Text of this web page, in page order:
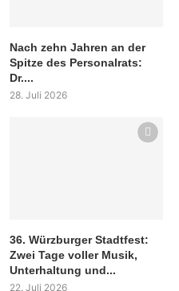
Nach zehn Jahren an der
Spitze des Personalrats:
Dr....
28. Juli 2026
36. Würzburger Stadtfest:
Zwei Tage voller Musik,
Unterhaltung und...
22. Juli 2026